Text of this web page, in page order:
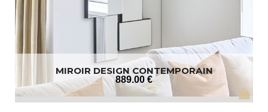
MIROIR DESIGN CONTEMPORAIN
889.00 €